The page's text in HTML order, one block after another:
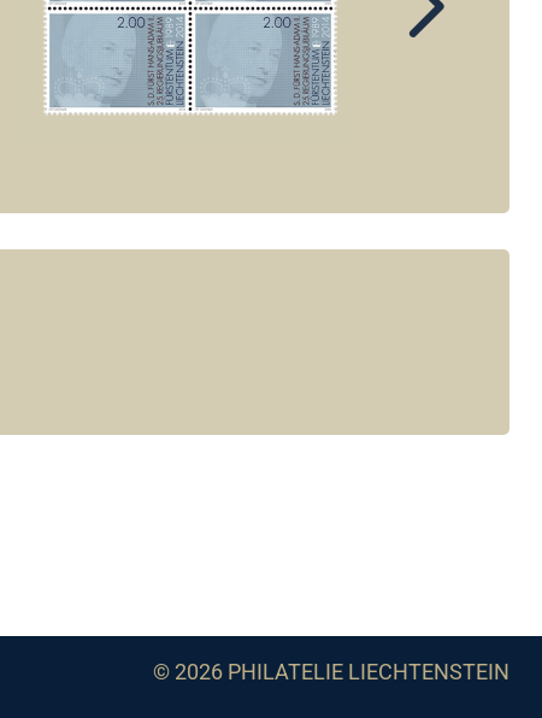
© 2026 PHILATELIE LIECHTENSTEIN